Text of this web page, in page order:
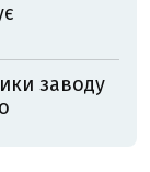
заводу